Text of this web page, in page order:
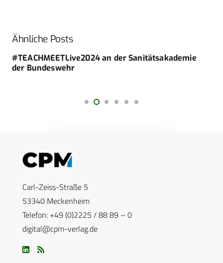
Ähnliche Posts
#TEACHMEETLive2024 an der Sanitätsakademie
der ­Bundeswehr
Carl-Zeiss-Straße 5
53340 Meckenheim
Telefon: +49 (0)2225 / 88 89 – 0
digital@cpm-verlag.de